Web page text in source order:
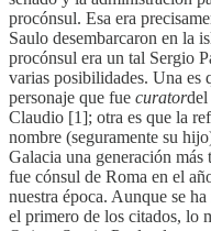
procónsul. Esa era
Saulo desembarcaron en la
procónsul era un tal Sergio
varias posibilidades. Una es
personaje que fue curatordel
Claudio [1]; otra es que la
nombre (seguramente su
Galacia una generación
fue cónsul de Roma en el
nuestra época. Aunque se
el primero de los citados, lo